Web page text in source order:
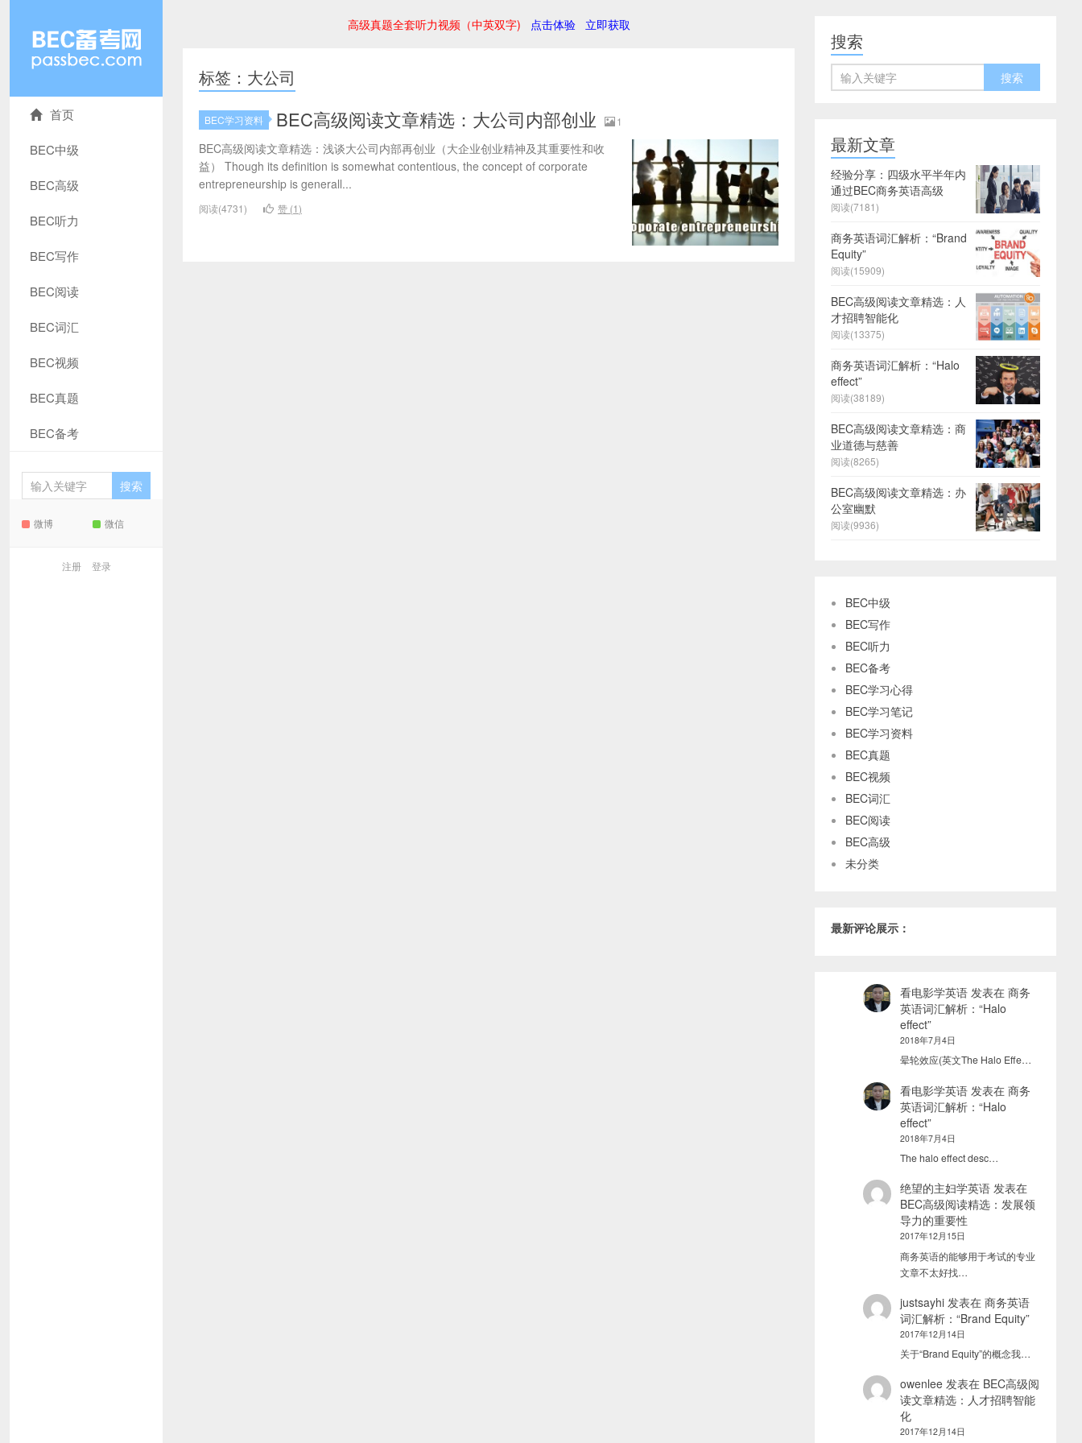
首页
BEC中级
BEC高级
BEC听力
BEC写作
BEC阅读
BEC词汇
BEC视频
BEC真题
BEC备考
微博 微信
注册 登录
高级真题全套听力视频（中英双字) 点击体验 立即获取
标签：大公司
BEC学习资料 BEC高级阅读文章精选：大公司内部创业 1
BEC高级阅读文章精选：浅谈大公司内部再创业（大企业创业精神及其重要性和收
益） Though its definition is somewhat contentious, the concept of corporate
entrepreneurship is generall...
阅读(4731) 赞 (1)
搜索
最新文章
经验分享：四级水平半年内
通过BEC商务英语高级
阅读(7181)
商务英语词汇解析：“Brand
Equity”
阅读(15909)
BEC高级阅读文章精选：人
才招聘智能化
阅读(13375)
商务英语词汇解析：“Halo
effect”
阅读(38189)
BEC高级阅读文章精选：商
业道德与慈善
阅读(8265)
BEC高级阅读文章精选：办
公室幽默
阅读(9936)
BEC中级
BEC写作
BEC听力
BEC备考
BEC学习心得
BEC学习笔记
BEC学习资料
BEC真题
BEC视频
BEC词汇
BEC阅读
BEC高级
未分类
最新评论展示：
看电影学英语发表在 商务
英语词汇解析：“Halo
effect”
2018年7月4日
晕轮效应(英文The Halo Effe…
看电影学英语发表在 商务
英语词汇解析：“Halo
effect”
2018年7月4日
The halo effect desc…
绝望的主妇学英语发表在
BEC高级阅读精选：发展领
导力的重要性
2017年12月15日
商务英语的能够用于考试的专业
文章不太好找…
justsayhi发表在 商务英语
词汇解析：“Brand Equity”
2017年12月14日
关于“Brand Equity”的概念我…
owenlee发表在 BEC高级阅
读文章精选：人才招聘智能
化
2017年12月14日